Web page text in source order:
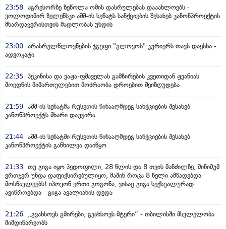
23:58 აგრესორზე ზეწოლა ომის დასრულებას დააახლოებს -
ვოლოდიმირ ზელენსკი აშშ-ის სენატს სანქციების შესახებ კანონპროექტის
მხარდაჭერისთვის მადლობას უხდის
23:00 არასრულწლოვნების ჯგუფი "გლოვოს" კურიერს თავს დაესხა -
ადვოკატი
22:35 პეკინისა და ვაჟა-ფშაველას გამზირების კვეთიდან ჟვანიას
მოედნის მიმართულებით მოძრაობა დროებით შეიზღუდება
21:59 აშშ-ის სენატმა რუსეთის წინააღმდეგ სანქციების შესახებ
კანონპროექტს მხარი დაუჭირა
21:44 აშშ-ის სენატში რუსეთის წინააღმდეგ სანქციების შესახებ
კანონპროექტის განხილვა დაიწყო
21:33 თუ გიგა იყო პედოფილი, 28 წლის და 8 თვის მანძილზე, მინიმუმ
ერთჯერ უნდა დაფიქსირებულიყო, მაშინ როცა 8 წელი ამზადებდა
მოსწავლეებს! იპოვონ ერთი გოგონა, ვისაც გიგა სექსუალურად
ავიწროებდა - გიგა ავალიანის დედა
21:26
„გვახსოვს გმირები, გვახსოვს მტერი” - თბილისში მსვლელობა
მიმდინარეობს